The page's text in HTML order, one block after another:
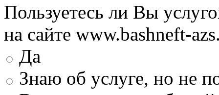
Пользуетесь ли Вы
на сайте www.bashneft-
Да
Знаю об услуге, но не